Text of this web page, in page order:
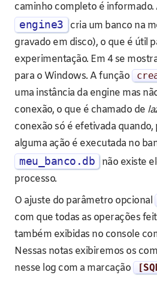
caminho completo é informado.
engine3
cria um banco na
gravado em disco), o que é útil
experimentação. Em 4 se
para o Windows. A função
uma instância da engine mas
conexão, o que é chamado de
conexão só é efetivada quando,
alguma ação é executada no
meu_banco.db
não existe
processo.
O ajuste do parâmetro opcional
com que todas as operações
também exibidas no console
Nessas notas exibiremos os
nesse log com a marcação
[